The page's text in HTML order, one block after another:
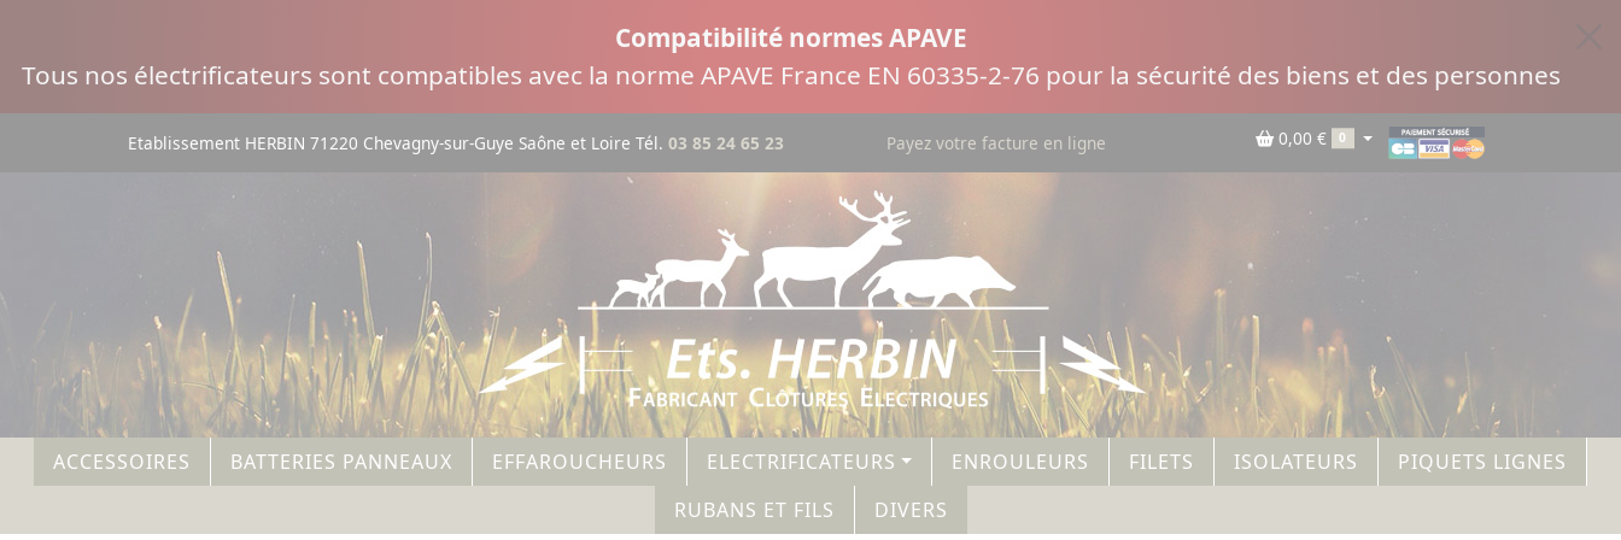
Compatibilité normes APAVE
Tous nos électrificateurs sont compatibles avec la norme APAVE France EN 60335-2-76 pour la sécurité des biens et des personnes
Etablissement HERBIN 71220 Chevagny-sur-Guye Saône et Loire Tél.03 85 24 65 23 Payez votre facture en ligne 0,00 € 0
ACCESSOIRES BATTERIES PANNEAUX EFFAROUCHEURS ELECTRIFICATEURS ENROULEURS FILETS ISOLATEURS
PIQUETS LIGNES
RUBANS ET FILS
DIVERS